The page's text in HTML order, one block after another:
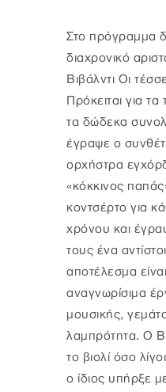
Στο πρόγραμμα
διαχρονικό
Βιβάλντι Οι
Πρόκειται για
τα δώδεκα
έγραψε ο
ορχήστρα
«κόκκινος
κοντσέρτο για
χρόνου και
τους ένα
αποτέλεσμα
αναγνωρίσιμα
μουσικής,
λαμπρότητα. Ο
το βιολί όσο
ο ίδιος υπήρξε